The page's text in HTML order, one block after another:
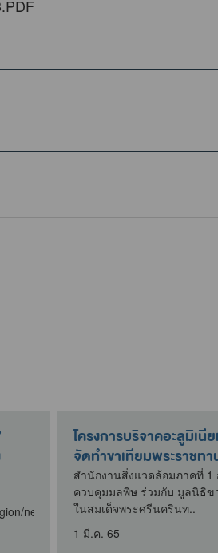
news_4769107
โครงการบริจาคอะลูมิเนี
จัดทำขาเทียมพระราชทา
สำนักงานสิ่งแวดล้อมภาคที่ 1
ควบคุมมลพิษ ร่วมกับ มูลนิธิข
ในสมเด็จพระศรีนครินท..
1 มี.ค. 65